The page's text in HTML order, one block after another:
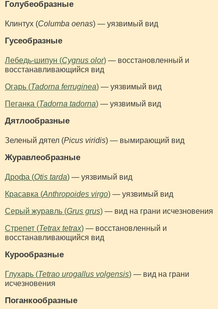
Голубеобразные
Клинтух (Columba oenas) — уязвимый вид
Гусеобразные
Лебедь-шипун (Cygnus olor) — восстановленный и
восстанавливающийся вид
Огарь (Tadorna ferruginea) — уязвимый вид
Пеганка (Tadorna tadorna) — уязвимый вид
Дятлообразные
Зеленый дятел (Picus viridis) — вымирающий вид
Журавлеобразные
Дрофа (Otis tarda) — уязвимый вид
Красавка (Anthropoides virgo) — уязвимый вид
Серый журавль (Grus grus) — вид на грани исчезновения
Стрепет (Tetrax tetrax) — восстановленный и
восстанавливающийся вид
Курообразные
Глухарь (Tetrao urogallus volgensis) — вид на грани
исчезновения
Поганкообразные